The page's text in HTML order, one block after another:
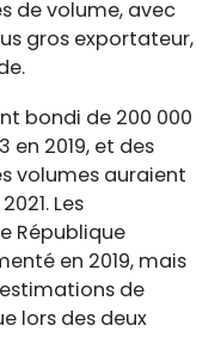
de volume, avec
gros exportateur,
bondi de 200 000
en 2019, et des
volumes auraient
Les
République
en 2019, mais
de
lors des deux